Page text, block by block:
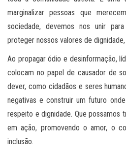
marginalizar pessoas que
sociedade, devemos nos unir
proteger nossos valores de
Ao propagar ódio e desinformação,
colocam no papel de causador de
dever, como cidadãos e seres
negativas e construir um futuro
respeito e dignidade. Que possamos
em ação, promovendo o amor, o
inclusão.